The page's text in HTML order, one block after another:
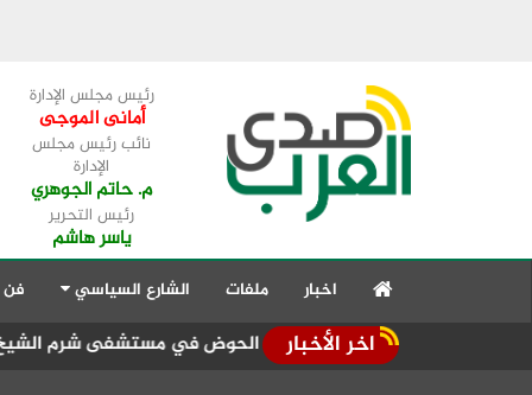
رئيس مجلس الإدارة
أمانى الموجى
نائب رئيس مجلس
الإدارة
م. حاتم الجوهري
رئيس التحرير
ياسر هاشم
اخبار ملفات الشارع السياسي فن
اخر الأخبار في وخلع بمفصل الحوض في مستشفى شرم الشيخ الدولي